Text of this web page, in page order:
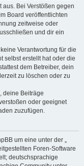
aus. Bei Verstößen gegen
Board veröffentlichten
zeitweise oder
und dir ein
Verantwortung für die
selbst erstellt hat oder die
dem Betreiber, dein
zu löschen oder zu
deine Beiträge
oder geeignet
zuzufügen.
um eine unter der „
Foren-Software
deutschsprachige